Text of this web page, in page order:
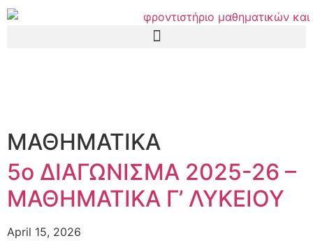
ΜΑΘΗΜΑΤΙΚΑ
5ο ΔΙΑΓΩΝΙΣΜΑ 2025-26 –
ΜΑΘΗΜΑΤΙΚΑ Γ’ ΛΥΚΕΙΟΥ
April 15, 2026